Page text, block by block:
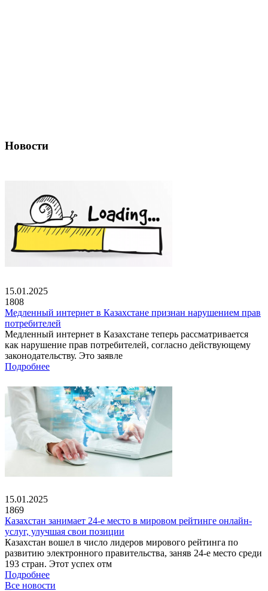
Новости
15.01.2025
1808
Медленный интернет в Казахстане признан нарушением прав
потребителей
Медленный интернет в Казахстане теперь рассматривается
как нарушение прав потребителей, согласно действующему
законодательству. Это заявле
Подробнее
15.01.2025
1869
Казахстан занимает 24-е место в мировом рейтинге онлайн-
услуг, улучшая свои позиции
Казахстан вошел в число лидеров мирового рейтинга по
развитию электронного правительства, заняв 24-е место среди
193 стран. Этот успех отм
Подробнее
Все новости